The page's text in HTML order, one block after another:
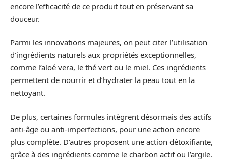
encore l’efficacité de ce produit tout en préservant sa
douceur.
Parmi les innovations majeures, on peut citer l’utilisation
d’ingrédients naturels aux propriétés exceptionnelles,
comme l’aloé vera, le thé vert ou le miel. Ces ingrédients
permettent de nourrir et d’hydrater la peau tout en la
nettoyant.
De plus, certaines formules intègrent désormais des actifs
anti-âge ou anti-imperfections, pour une action encore
plus complète. D’autres proposent une action détoxifiante,
grâce à des ingrédients comme le charbon actif ou l’argile.